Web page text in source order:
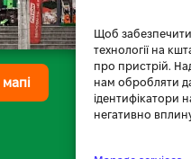
Щоб
технології на
про пристрій.
нам обробляти
ідентифікатори
негативно